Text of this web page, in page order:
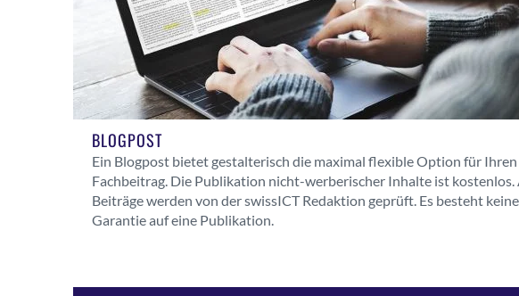
BLOGPOST
Ein Blogpost bietet gestalterisch die maximal flexible Option für Ihren
Fachbeitrag. Die Publikation nicht-werberischer Inhalte ist kostenlos.
Beiträge werden von der swissICT Redaktion geprüft. Es besteht keine
Garantie auf eine Publikation.